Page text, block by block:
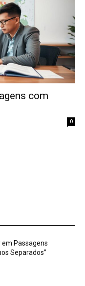
com
0
Passagens
Separados”